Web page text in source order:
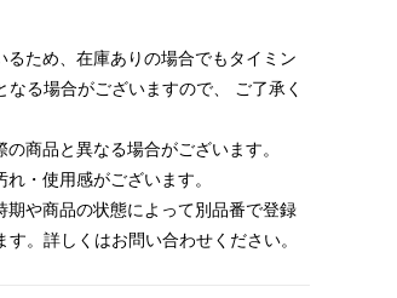
ため、在庫ありの場合でもタイミン
なる場合がございますので、 ご了承く
商品と異なる場合がございます。
・使用感がございます。
や商品の状態によって別品番で登録
。詳しくはお問い合わせください。